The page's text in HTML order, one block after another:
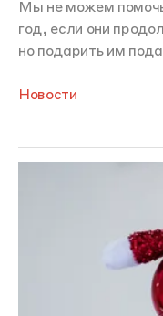
Мы не можем
год, если они
но подарить им
Новости